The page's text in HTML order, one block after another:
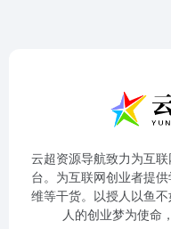
云超资源导航致力为互
台。为互联网创业者提
维等干货。以授人以鱼
人的创业梦为使命